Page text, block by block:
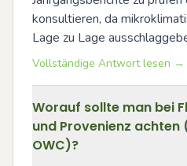
konsultieren, da
Lage zu Lage
Vollständige Antwort lesen →
Worauf sollte man bei
und Provenienz achten
OWC)?